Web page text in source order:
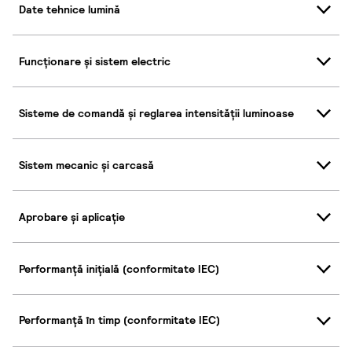
Date tehnice lumină
Funcționare și sistem electric
Sisteme de comandă și reglarea intensității luminoase
Sistem mecanic și carcasă
Aprobare și aplicație
Performanță inițială (conformitate IEC)
Performanță în timp (conformitate IEC)